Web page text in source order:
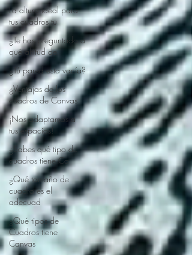
La altura ideal para
tus cuadros tu
¿Te has preguntado a
qué altitud de
¿Tú pared esta vacía?
¿Ventajas de los
cuadros de Canvas
¡Nos adaptamos a
tus espacios!
¿Sabes qué tipo de
cuadros tiene Ca
¿Qué tamaño de
cuadro es el
adecuad
¿Qué tipos de
Cuadros tiene
Canvas